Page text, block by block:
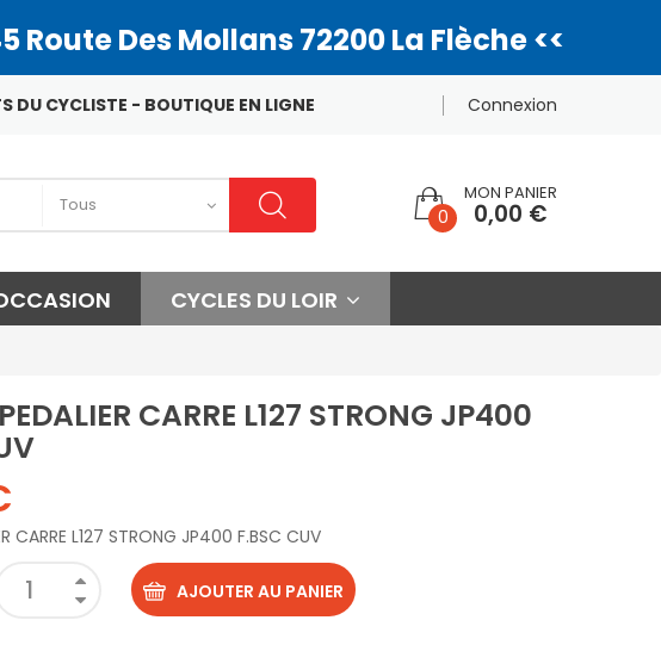
Route Des Mollans 72200 La Flèche <<
DU CYCLISTE - BOUTIQUE EN LIGNE Connexion
0
MON PANIER
0,00 €
CYCLES DU LOIR
CARRE L127 STRONG JP400
CARRE L127 STRONG JP400 F.BSC CUV
AJOUTER AU PANIER